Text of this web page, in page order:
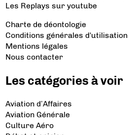
Les Replays sur youtube
Charte de déontologie
Conditions générales d'utilisation
Mentions légales
Nous contacter
Les catégories à voir
Aviation d’Affaires
Aviation Générale
Culture Aéro